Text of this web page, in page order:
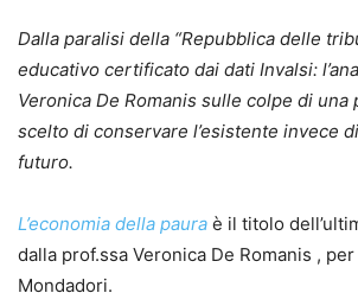
Dalla paralisi della “Repubblica delle
educativo certificato dai dati Invalsi:
Veronica De Romanis sulle colpe di una
scelto di conservare l’esistente invece
futuro.
L’economia della paura è il titolo
dalla prof.ssa Veronica De Romanis , per
Mondadori.